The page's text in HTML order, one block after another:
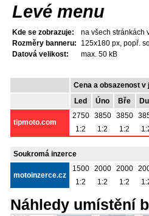
Levé menu
Kde se zobrazuje:
na všech stránkách
Rozměry banneru:
125x180 px, popř.
Datová velikost:
max. 50 kB
Cena a obsazenost
Led
Úno Bře
tipmoto.com
2750 3850 3850
1:2
1:2 1:2
Soukromá inzerce
motoinzerce.cz
1500 2000 2000
1:2
1:2 1:2
Náhledy umístění